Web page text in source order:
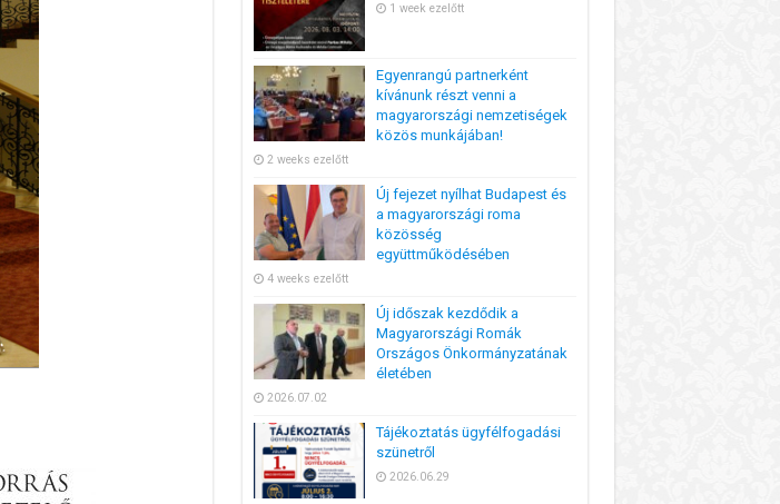
1 week ezelőtt
Egyenrangú partnerként
kívánunk részt venni a
magyarországi nemzetiségek
közös munkájában!
2 weeks ezelőtt
Új fejezet nyílhat Budapest és
a magyarországi roma
közösség
együttműködésében
4 weeks ezelőtt
Új időszak kezdődik a
Magyarországi Romák
Országos Önkormányzatának
életében
2026.07.02
Tájékoztatás ügyfélfogadási
szünetről
2026.06.29